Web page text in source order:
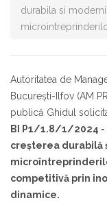
durabila si
Autoritatea de
București-Ilfov (AM
publică Ghidul
BI P1/1.8/1/2024
creșterea durabilă
competitivă prin
dinamice.